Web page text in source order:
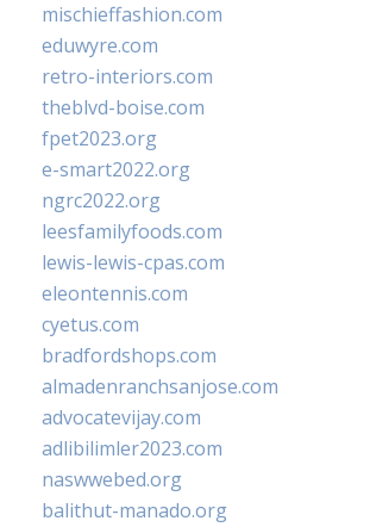
mischieffashion.com
eduwyre.com
retro-interiors.com
theblvd-boise.com
fpet2023.org
e-smart2022.org
ngrc2022.org
leesfamilyfoods.com
lewis-lewis-cpas.com
eleontennis.com
cyetus.com
bradfordshops.com
almadenranchsanjose.com
advocatevijay.com
adlibilimler2023.com
naswwebed.org
balithut-manado.org